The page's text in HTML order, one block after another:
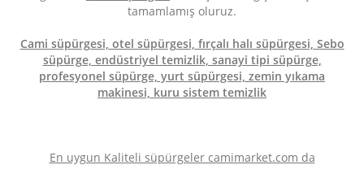
tamamlamış oluruz.
Cami süpürgesi, otel süpürgesi, fırçalı halı süpürgesi, Sebo
süpürge, endüstriyel temizlik, sanayi tipi süpürge,
profesyonel süpürge, yurt süpürgesi, zemin yıkama
makinesi, kuru sistem temizlik
En uygun Kaliteli süpürgeler camimarket.com da